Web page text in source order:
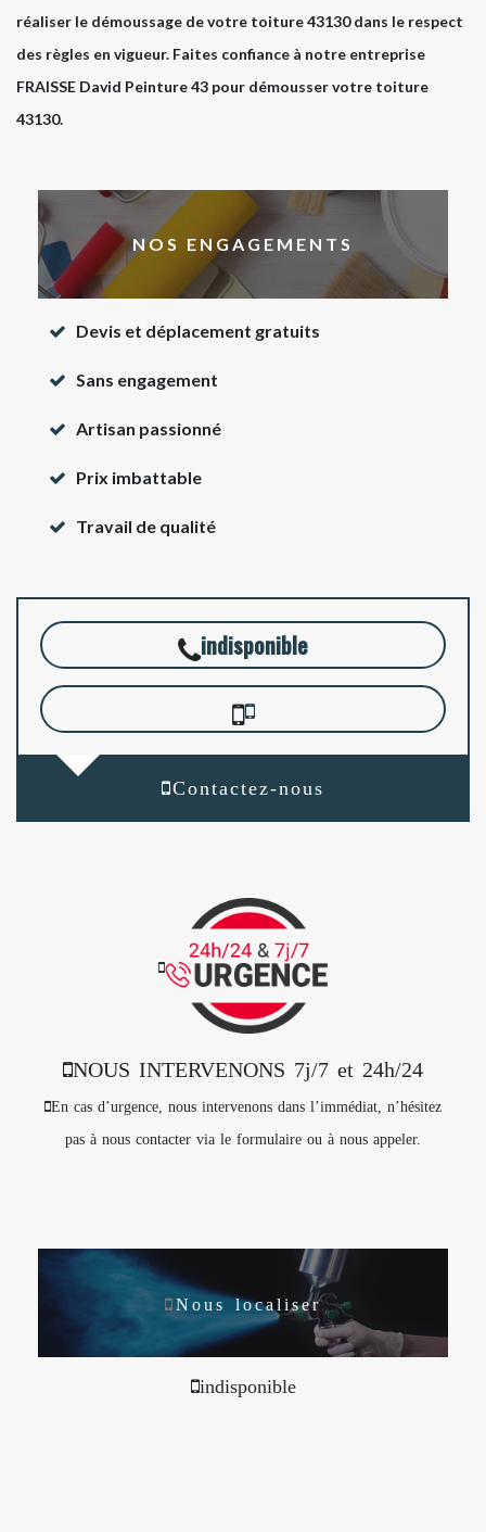
réaliser le démoussage de votre toiture 43130 dans le respect
des règles en vigueur. Faites confiance à notre entreprise
FRAISSE David Peinture 43 pour démousser votre toiture
43130.
NOS ENGAGEMENTS
Devis et déplacement gratuits
Sans engagement
Artisan passionné
Prix imbattable
Travail de qualité
indisponible
Contactez-nous
NOUS INTERVENONS 7j/7 et 24h/24
En cas d’urgence, nous intervenons dans l’immédiat, n’hésitez
pas à nous contacter via le formulaire ou à nous appeler.
Nous localiser
indisponible